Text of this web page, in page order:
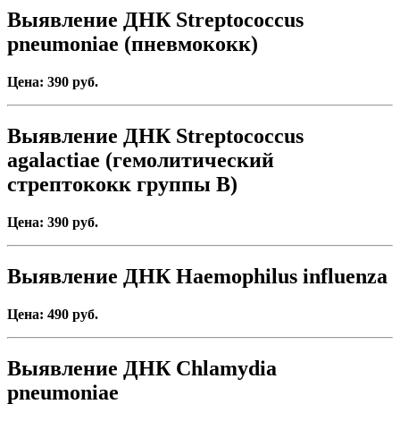
Выявление ДНК Streptococcus
pneumoniae (пневмококк)
Цена: 390 руб.
Выявление ДНК Streptococcus
agalactiae (гемолитический
стрептококк группы В)
Цена: 390 руб.
Выявление ДНК Haemophilus influenza
Цена: 490 руб.
Выявление ДНК Chlamydia
pneumoniae